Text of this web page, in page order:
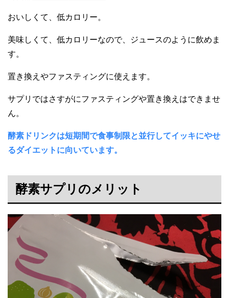
おいしくて、低カロリー。
美味しくて、低カロリーなので、ジュースのように飲めま
す。
置き換えやファスティングに使えます。
サプリではさすがにファスティングや置き換えはできませ
ん。
酵素ドリンクは短期間で食事制限と並行してイッキにやせ
るダイエットに向いています。
酵素サプリのメリット